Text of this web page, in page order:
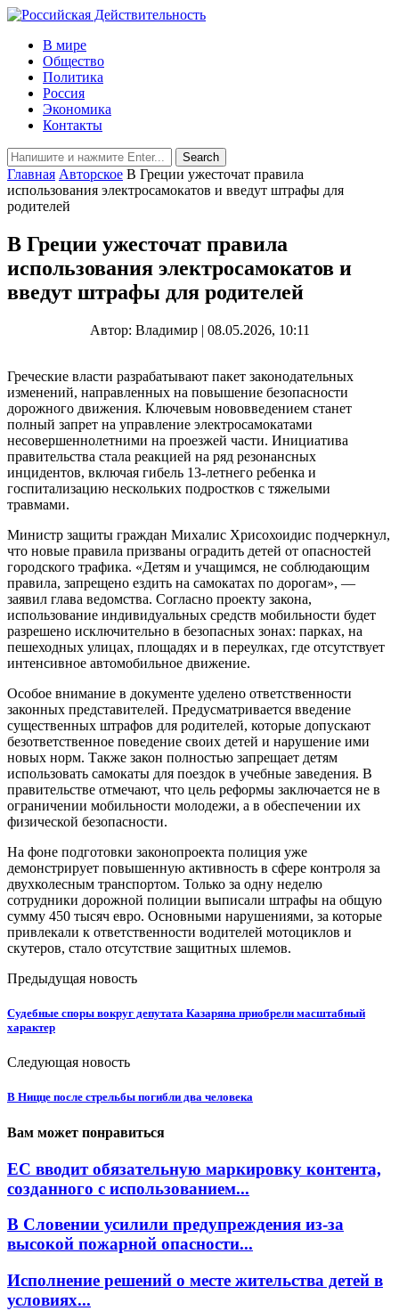
В мире
Общество
Политика
Россия
Экономика
Контакты
Главная Авторское В Греции ужесточат правила
использования электросамокатов и введут штрафы для
родителей
В Греции ужесточат правила
использования электросамокатов и
введут штрафы для родителей
Автор: Владимир | 08.05.2026, 10:11
Греческие власти разрабатывают пакет законодательных
изменений, направленных на повышение безопасности
дорожного движения. Ключевым нововведением станет
полный запрет на управление электросамокатами
несовершеннолетними на проезжей части. Инициатива
правительства стала реакцией на ряд резонансных
инцидентов, включая гибель 13-летнего ребенка и
госпитализацию нескольких подростков с тяжелыми
травмами.
Министр защиты граждан Михалис Хрисохоидис подчеркнул,
что новые правила призваны оградить детей от опасностей
городского трафика. «Детям и учащимся, не соблюдающим
правила, запрещено ездить на самокатах по дорогам», —
заявил глава ведомства. Согласно проекту закона,
использование индивидуальных средств мобильности будет
разрешено исключительно в безопасных зонах: парках, на
пешеходных улицах, площадях и в переулках, где отсутствует
интенсивное автомобильное движение.
Особое внимание в документе уделено ответственности
законных представителей. Предусматривается введение
существенных штрафов для родителей, которые допускают
безответственное поведение своих детей и нарушение ими
новых норм. Также закон полностью запрещает детям
использовать самокаты для поездок в учебные заведения. В
правительстве отмечают, что цель реформы заключается не в
ограничении мобильности молодежи, а в обеспечении их
физической безопасности.
На фоне подготовки законопроекта полиция уже
демонстрирует повышенную активность в сфере контроля за
двухколесным транспортом. Только за одну неделю
сотрудники дорожной полиции выписали штрафы на общую
сумму 450 тысяч евро. Основными нарушениями, за которые
привлекали к ответственности водителей мотоциклов и
скутеров, стало отсутствие защитных шлемов.
Предыдущая новость
Судебные споры вокруг депутата Казаряна приобрели масштабный
характер
Следующая новость
В Ницце после стрельбы погибли два человека
Вам может понравиться
ЕС вводит обязательную маркировку контента,
созданного с использованием...
В Словении усилили предупреждения из-за
высокой пожарной опасности...
Исполнение решений о месте жительства детей в
условиях...